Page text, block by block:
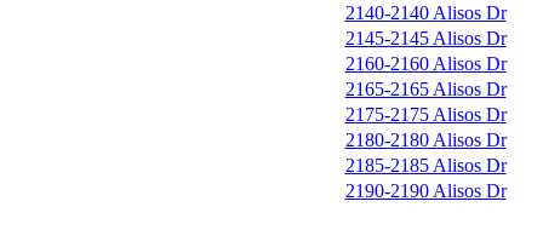
2140-2140 Alisos Dr
2145-2145 Alisos Dr
2160-2160 Alisos Dr
2165-2165 Alisos Dr
2175-2175 Alisos Dr
2180-2180 Alisos Dr
2185-2185 Alisos Dr
2190-2190 Alisos Dr